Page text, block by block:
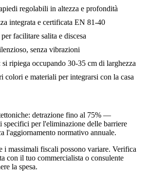
regolabili in altezza e profondità
integrata e certificata EN 81-40
facilitare salita e discesa
senza vibrazioni
ripiega occupando 30-35 cm di larghezza
colori e materiali per integrarsi con la casa
detrazione fino al 75% —
specifici per l'eliminazione delle barriere
l'aggiornamento normativo annuale.
i massimali fiscali possono variare. Verifica
con il tuo commercialista o consulente
la spesa.